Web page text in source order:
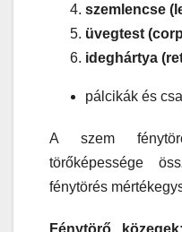
szemlencse
üvegtest
ideghártya
pálcikák és
A szem
törőképessége
fénytörés
Fénytörő